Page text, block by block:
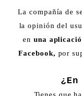
La compañía de
la opinión del
enuna
Facebook, por